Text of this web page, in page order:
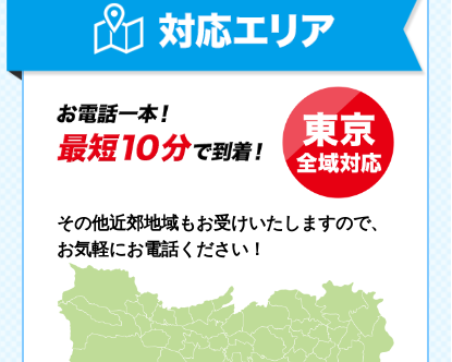
その他近郊地域もお受けいたしますので、
お気軽にお電話ください！